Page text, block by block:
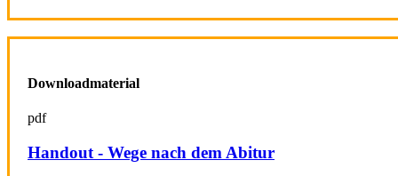
Downloadmaterial
pdf
Handout - Wege nach dem Abitur